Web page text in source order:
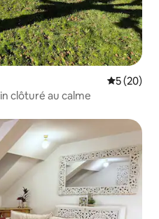
5 (20)
clôturé au calme